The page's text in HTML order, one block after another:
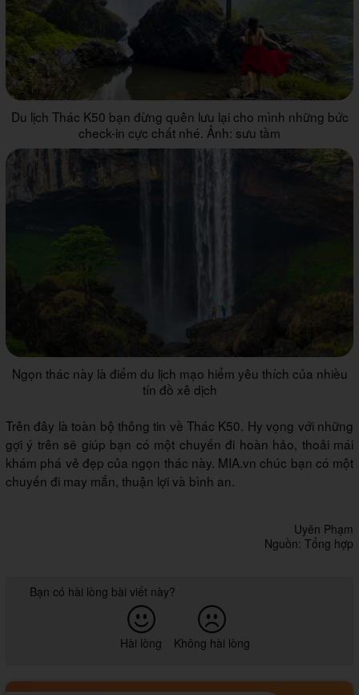
Du lịch Thác K50 bạn đừng quên lưu lại cho mình những bức
check-in cực chất nhé. Ảnh: sưu tầm
Ngọn thác này là điểm du lịch mạo hiểm yêu thích của nhiều
tín đồ xê dịch
Trên đây là toàn bộ thông tin về Thác K50. Hy vọng với những
gợi ý trên sẽ giúp bạn có một chuyến đi hoàn hảo, thoải mái
khám phá vẻ đẹp của ngọn thác này. MIA.vn chúc bạn có một
chuyến đi may mắn, thuận lợi và bình an.
Uyên Phạm
Nguồn: Tổng hợp
Bạn có hài lòng bài viết này?
Hài lòng Không hài lòng